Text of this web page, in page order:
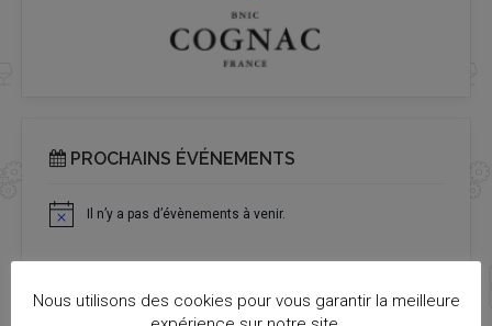
PROCHAINS ÉVÉNEMENTS
Notice Il n’y a pas d’évènements à venir.
Nous utilisons des cookies pour vous garantir la meilleure